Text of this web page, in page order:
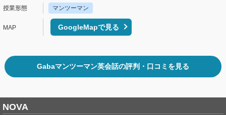
マンツーマン
GoogleMapで見る
Gabaマンツーマン英会話の評判・口コミを見る
NOVA